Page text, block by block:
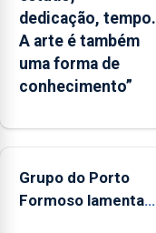
seja
reconhecido
como
Domínio
nacional
dedicação, tempo.
A arte é também
uma forma de
conhecimento”
Grupo do Porto
Formoso lamenta